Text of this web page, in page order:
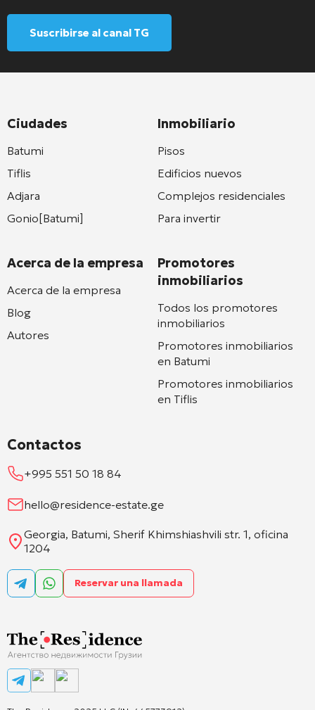
Suscribirse al canal TG
Ciudades
Batumi
Tiflis
Adjara
Gonio[Batumi]
Acerca de la empresa
Acerca de la empresa
Blog
Autores
Inmobiliario
Pisos
Edificios nuevos
Complejos residenciales
Para invertir
Promotores
inmobiliarios
Todos los promotores
inmobiliarios
Promotores inmobiliarios
en Batumi
Promotores inmobiliarios
en Tiflis
Contactos
+995 551 50 18 84
hello@residence-estate.ge
Georgia, Batumi, Sherif Khimshiashvili str. 1, oficina
1204
Reservar una llamada